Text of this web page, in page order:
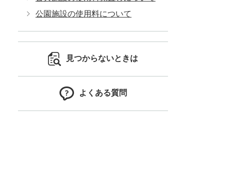
公園施設の使用料について
見つからないときは
よくある質問